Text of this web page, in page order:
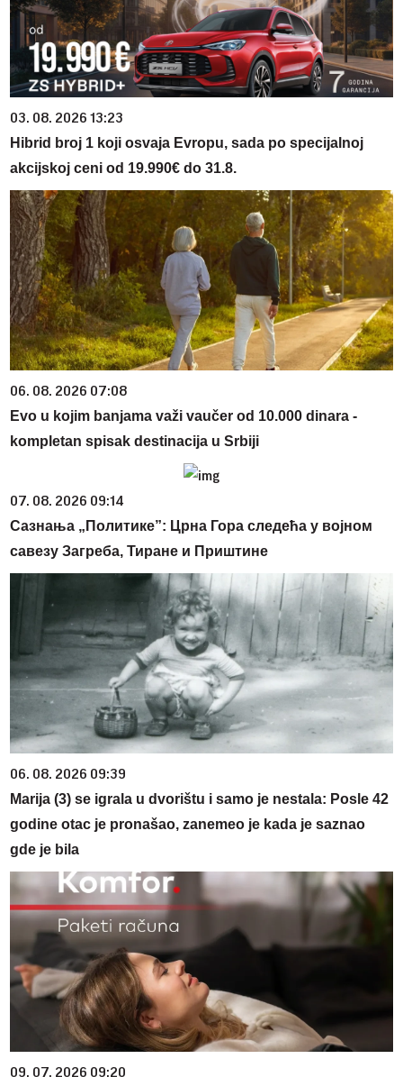
03. 08. 2026 13:23
Hibrid broj 1 koji osvaja Evropu, sada po specijalnoj
akcijskoj ceni od 19.990€ do 31.8.
06. 08. 2026 07:08
Evo u kojim banjama važi vaučer od 10.000 dinara -
kompletan spisak destinacija u Srbiji
07. 08. 2026 09:14
Сазнања „Политике”: Црна Гора следећа у војном
савезу Загреба, Тиране и Приштине
06. 08. 2026 09:39
Marija (3) se igrala u dvorištu i samo je nestala: Posle 42
godine otac je pronašao, zanemeo je kada je saznao
gde je bila
09. 07. 2026 09:20